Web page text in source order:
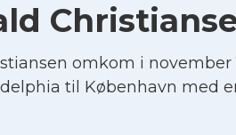
omkom i november
til København med